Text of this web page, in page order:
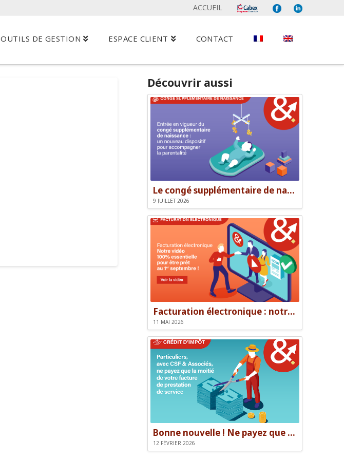
ACCUEIL
OUTILS DE GESTION ESPACE CLIENT CONTACT
Découvrir aussi
Le congé supplémentaire de naissance
9 JUILLET 2026
Facturation électronique : notre vidéo pour être prêt le 1er septembre
11 MAI 2026
Bonne nouvelle ! Ne payez que la moitié de votre facture.
12 FÉVRIER 2026